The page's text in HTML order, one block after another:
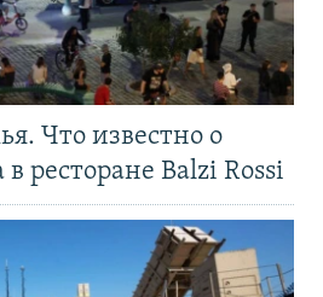
Что известно о
ресторане Balzi Rossi